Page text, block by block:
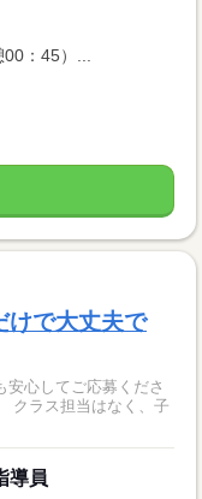
：45）...
けで大丈夫で
心してご応募くださ
導員